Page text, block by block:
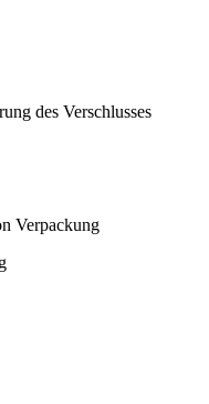
des Verschlusses
Verpackung